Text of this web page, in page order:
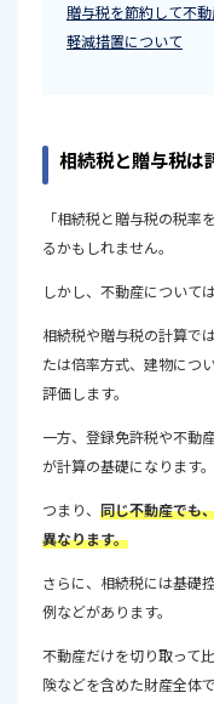
贈与税を節約して不
軽減措置について
相続税と贈与税は
「相続税と贈与税の税
るかもしれません。
しかし、不動産について
相続税や贈与税の計算で
たは倍率方式、建物につ
評価します。
一方、登録免許税や不動
が計算の基礎になります。
つまり、 同じ不動産でも
異なります。
さらに、相続税には基礎
例などがあります。
不動産だけを切り取って
険などを含めた財産全体